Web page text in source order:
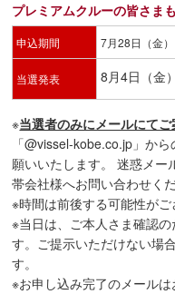
プレミアムクルーの皆さま
申込期間 7月28日（金
当選発表 8月4日（金
※当選者のみにメールにて
「@vissel-kobe.co.jp」か
願いいたします。 迷惑メー
帯会社様へお問い合わせくだ
※時間は前後する可能性がご
※当日は、ご本人さま確認
す。ご提示いただけない場
す。
※お申し込み完了のメールは